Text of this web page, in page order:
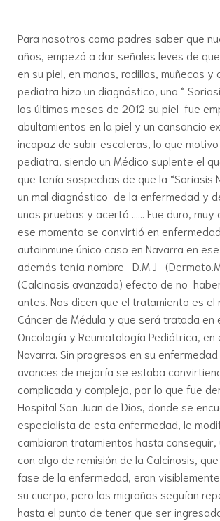
Para nosotros como padres saber que
años, empezó a dar señales leves de
en su piel, en manos, rodillas, muñecas y
pediatra hizo un diagnóstico, una “
los últimos meses de 2012 su piel fue
abultamientos en la piel y un cansancio
incapaz de subir escaleras, lo que
pediatra, siendo un Médico suplente el
que tenía sospechas de que la “Soriasis
un mal diagnóstico de la enfermedad y
unas pruebas y acertó …… Fue duro, muy
ese momento se convirtió en enfermedad
autoinmune único caso en Navarra en
además tenía nombre -D.M.J-
(Calcinosis avanzada) efecto de no
antes. Nos dicen que el tratamiento es el
Cáncer de Médula y que será tratada en
Oncología y Reumatología Pediátrica, en
Navarra. Sin progresos en su
avances de mejoría se estaba
complicada y compleja, por lo que fue
Hospital San Juan de Dios, donde se
especialista de esta enfermedad, le
cambiaron tratamientos hasta conseguir,
con algo de remisión de la Calcinosis,
fase de la enfermedad, eran
su cuerpo, pero las migrañas seguían
hasta el punto de tener que ser